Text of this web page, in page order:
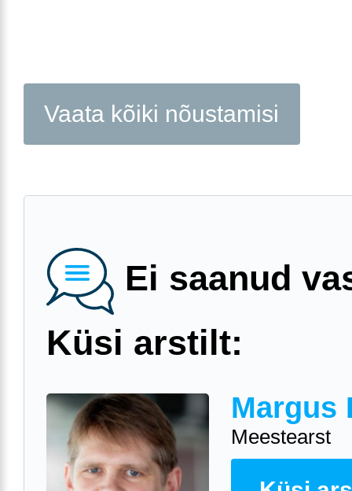
Vaata kõiki nõustamisi
Ei saanud
Küsi arstilt:
Margus
Meestearst